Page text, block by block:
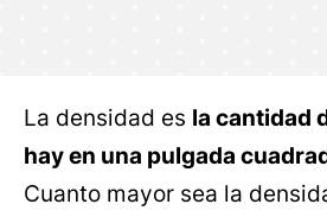
La densidad es la cantidad
hay en una pulgada
Cuanto mayor sea la